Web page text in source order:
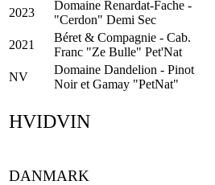
2023
Domaine Renardat-Fache -
"Cerdon" Demi Sec
2021
Béret & Compagnie - Cab.
Franc "Ze Bulle" Pet'Nat
NV
Domaine Dandelion - Pinot
Noir et Gamay "PetNat"
HVIDVIN
DANMARK